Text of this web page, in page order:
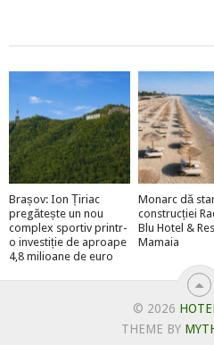
Brașov: Ion Țiriac
pregătește un nou
complex sportiv printr-
o investiție de aproape
4,8 milioane de euro
Monarc dă
construcției
Blu Hotel &
Mamaia
© 2026
THEME BY